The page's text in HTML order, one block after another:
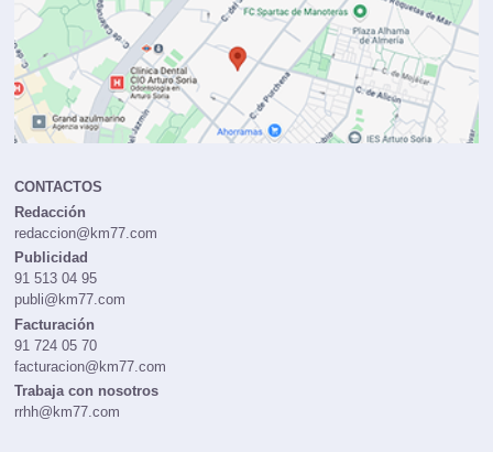
CONTACTOS
Redacción
redaccion@km77.com
Publicidad
91 513 04 95
publi@km77.com
Facturación
91 724 05 70
facturacion@km77.com
Trabaja con nosotros
rrhh@km77.com